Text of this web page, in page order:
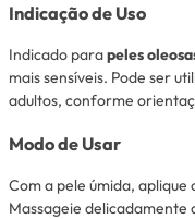
Indicação de Uso
Indicado parapeles
mais sensíveis. Pode ser
adultos, conforme
Modo de Usar
Com a pele úmida,
Massageie delicadamente